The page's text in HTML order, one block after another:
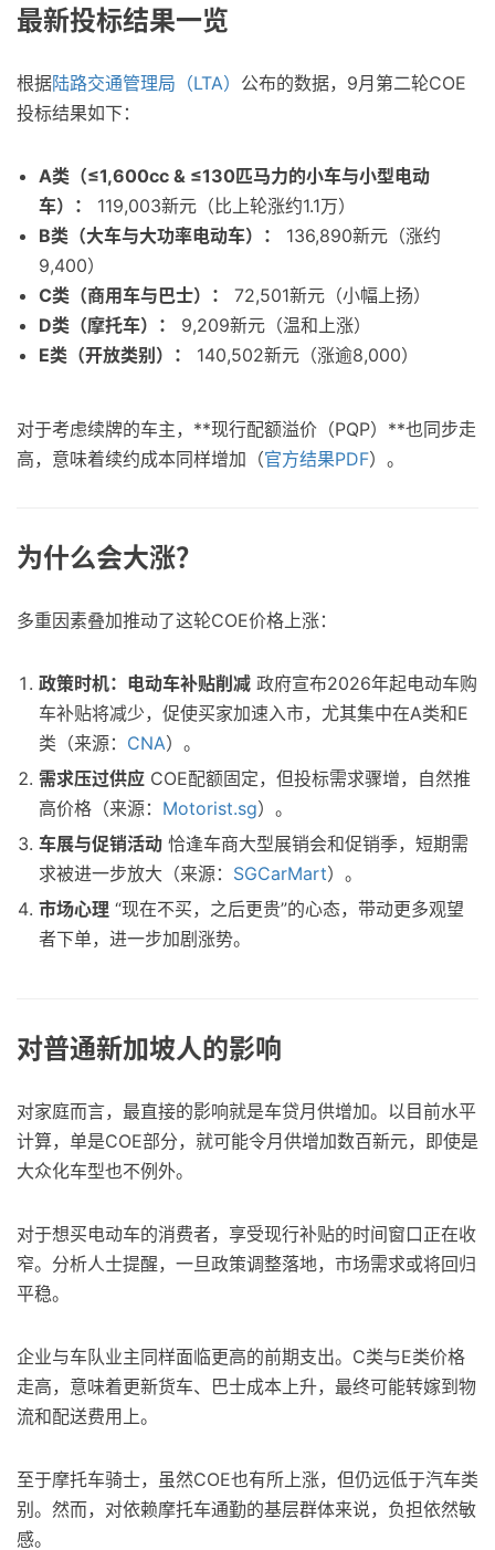
最新投标结果一览
根据陆路交通管理局（LTA） 公布的数据，9月第二轮COE
投标结果如下：
A类（≤1,600cc & ≤130匹马力的小车与小型电动
车）：
119,003新元（比上轮涨约1.1万）
B类（大车与大功率电动车）：
136,890新元（涨约
9,400）
C类（商用车与巴士）：
72,501新元（小幅上扬）
D类（摩托车）：
9,209新元（温和上涨）
E类（开放类别）：
140,502新元（涨逾8,000）
对于考虑续牌的车主，**现行配额溢价（PQP）**也同步走
高，意味着续约成本同样增加（官方结果PDF）。
为什么会大涨？
多重因素叠加推动了这轮COE价格上涨：
政策时机：电动车补贴削减 政府宣布2026年起电动车购
车补贴将减少，促使买家加速入市，尤其集中在A类和E
类（来源： CNA）。
需求压过供应 COE配额固定，但投标需求骤增，自然推
高价格（来源： Motorist.sg）。
车展与促销活动 恰逢车商大型展销会和促销季，短期需
求被进一步放大（来源： SGCarMart）。
市场心理 “现在不买，之后更贵”的心态，带动更多观望
者下单，进一步加剧涨势。
对普通新加坡人的影响
对家庭而言，最直接的影响就是车贷月供增加。以目前水平
计算，单是COE部分，就可能令月供增加数百新元，即使是
大众化车型也不例外。
对于想买电动车的消费者，享受现行补贴的时间窗口正在收
窄。分析人士提醒，一旦政策调整落地，市场需求或将回归
平稳。
企业与车队业主同样面临更高的前期支出。C类与E类价格
走高，意味着更新货车、巴士成本上升，最终可能转嫁到物
流和配送费用上。
至于摩托车骑士，虽然COE也有所上涨，但仍远低于汽车类
别。然而，对依赖摩托车通勤的基层群体来说，负担依然敏
感。